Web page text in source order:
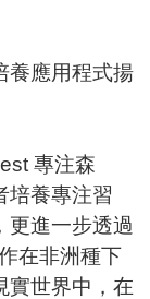
養應用程式揚
專注森
培養專注習
更進一步透過
在非洲種下
實世界中，在